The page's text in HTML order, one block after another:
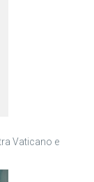
Vaticano e